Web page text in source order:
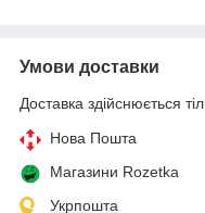
Умови доставки
Доставка здійснюється
Нова Пошта
Магазини Rozetka
Укрпошта